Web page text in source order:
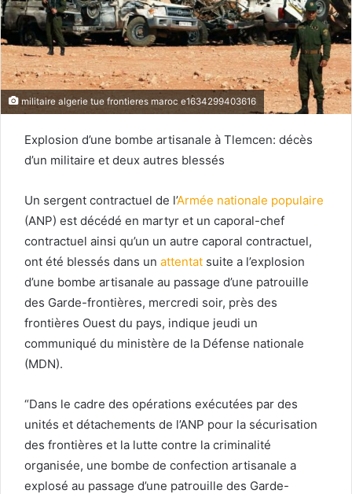
militaire algerie tue frontieres maroc e1634299403616
Explosion d’une bombe artisanale à Tlemcen: décès
d’un militaire et deux autres blessés
Un sergent contractuel de l’Armée nationale populaire
(ANP) est décédé en martyr et un caporal-chef
contractuel ainsi qu’un un autre caporal contractuel,
ont été blessés dans un attentat suite a l’explosion
d’une bombe artisanale au passage d’une patrouille
des Garde-frontières, mercredi soir, près des
frontières Ouest du pays, indique jeudi un
communiqué du ministère de la Défense nationale
(MDN).
“Dans le cadre des opérations exécutées par des
unités et détachements de l’ANP pour la sécurisation
des frontières et la lutte contre la criminalité
organisée, une bombe de confection artisanale a
explosé au passage d’une patrouille des Garde-